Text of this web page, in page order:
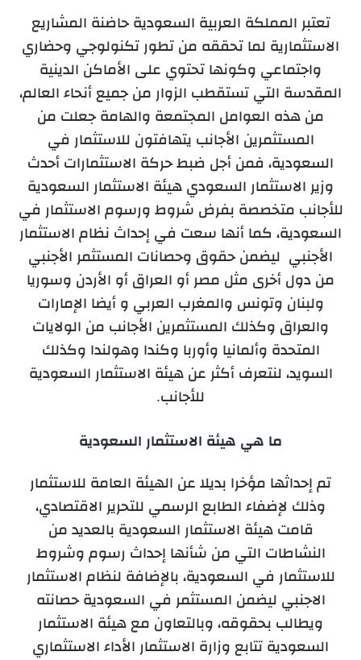
تعتبر المملكة العربية السعودية حاضنة المشاريع
الاستثمارية لما تحققه من تطور تكنولوجي وحضاري
واجتماعي وكونها تحتوي على الأماكن الدينية
المقدسة التي تستقطب الزوار من جميع أنحاء العالم،
من هذه العوامل المجتمعة والهامة جعلت من
المستثمرين الأجانب يتهافتون للاستثمار في
السعودية، فمن أجل ضبط حركة الاستثمارات أحدث
وزير الاستثمار السعودي هيئة الاستثمار السعودية
للأجانب متخصصة بفرض شروط ورسوم الاستثمار في
السعودية، كما أنها سعت في إحداث نظام الاستثمار
الأجنبي ليضمن حقوق وحصانات المستثمر الأجنبي
من دول أخرى مثل مصر أو العراق أو الأردن وسوريا
ولبنان وتونس والمغرب العربي و أيضا الإمارات
والعراق وكذلك المستثمرين الأجانب من الولايات
المتحدة وألمانيا وأوربا وكندا وهولندا وكذلك
السويد، لنتعرف أكثر عن هيئة الاستثمار السعودية
للأجانب.
ما هي هيئة الاستثمار السعودية
تم إحداثها مؤخرا بديلا عن الهيئة العامة للاستثمار
وذلك لإضفاء الطابع الرسمي للتحرير الاقتصادي،
قامت هيئة الاستثمار السعودية بالعديد من
النشاطات التي من شأنها إحداث رسوم وشروط
للاستثمار في السعودية، بالإضافة لنظام الاستثمار
الاجنبي ليضمن المستثمر في السعودية حصانته
ويطالب بحقوقه، وبالتعاون مع هيئة الاستثمار
السعودية تتابع وزارة الاستثمار الأداء الاستثماري